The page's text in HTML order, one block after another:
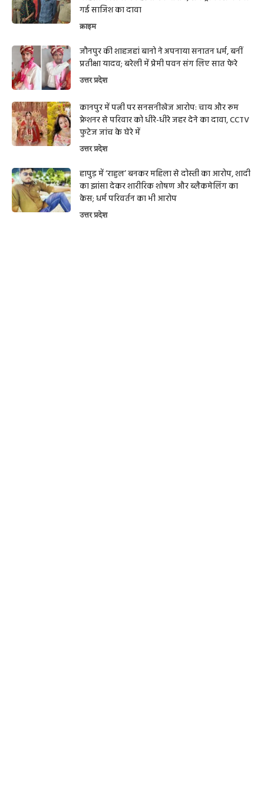
गई साजिश का दावा
क्राइम
जौनपुर की शाहजहां बानो ने अपनाया सनातन धर्म, बनीं
प्रतीक्षा यादव; बरेली में प्रेमी पवन संग लिए सात फेरे
उत्तर प्रदेश
कानपुर में पत्नी पर सनसनीखेज आरोप: चाय और रूम
फ्रेशनर से परिवार को धीरे-धीरे जहर देने का दावा, CCTV
फुटेज जांच के घेरे में
उत्तर प्रदेश
हापुड़ में ‘राहुल’ बनकर महिला से दोस्ती का आरोप, शादी
का झांसा देकर शारीरिक शोषण और ब्लैकमेलिंग का
केस; धर्म परिवर्तन का भी आरोप
उत्तर प्रदेश